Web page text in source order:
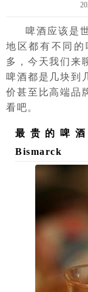
啤酒应该是
地区都有不同的
多，今天我们来
啤酒都是几块到
价甚至比高端品
看吧。
最贵的啤酒
Bismarck